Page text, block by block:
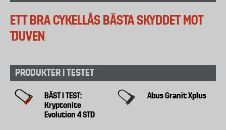
ETT BRA CYKELLÅS BÄSTA SKYDDET MOT
TJUVEN
PRODUKTER I TESTET
BÄST I TEST:
Kryptonite
Evolution 4 STD
Abus Granit Xplus